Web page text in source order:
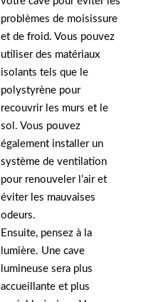
problèmes de moisissure
et de froid. Vous pouvez
utiliser des matériaux
isolants tels que le
polystyrène pour
recouvrir les murs et le
sol. Vous pouvez
également installer un
système de ventilation
pour renouveler l’air et
éviter les mauvaises
odeurs.
Ensuite, pensez à la
lumière. Une cave
lumineuse sera plus
accueillante et plus